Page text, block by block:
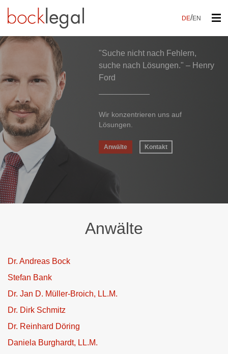
DE/EN
Anwälte Kontakt
"Suche nicht nach Fehlern,
suche nach Lösungen." – Henry
Ford
Wir konzentrieren uns auf
Lösungen.
Anwälte
Kontakt
Anwälte
Kontakt
Anwälte
Dr. Andreas Bock
Stefan Bank
Dr. Jan D. Müller-Broich, LL.M.
Dr. Dirk Schmitz
Dr. Reinhard Döring
Daniela Burghardt, LL.M.